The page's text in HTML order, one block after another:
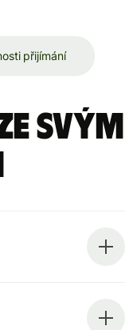
přijímání
svým